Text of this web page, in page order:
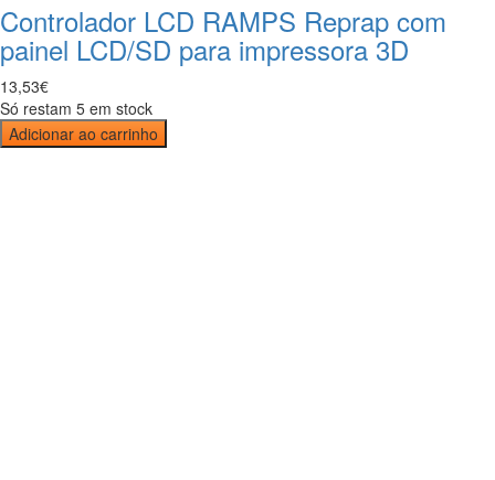
Controlador LCD RAMPS Reprap com
painel LCD/SD para impressora 3D
13,53€
Só restam 5 em stock
Adicionar ao carrinho